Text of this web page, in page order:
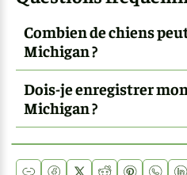
Combien de chiens
Michigan ?
Dois-je enregistrer
Michigan ?